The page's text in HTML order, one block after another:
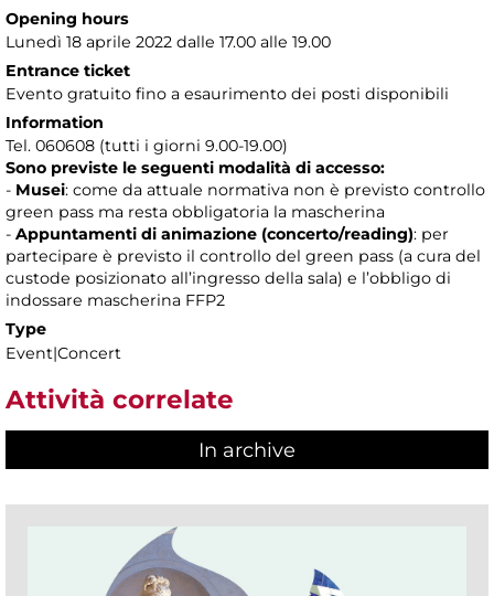
Opening hours
Lunedì 18 aprile 2022 dalle 17.00 alle 19.00
Entrance ticket
Evento gratuito fino a esaurimento dei posti disponibili
Information
Tel. 060608 (tutti i giorni 9.00-19.00)
Sono previste le seguenti modalità di accesso:
- Musei: come da attuale normativa non è previsto controllo
green pass ma resta obbligatoria la mascherina
- Appuntamenti di animazione (concerto/reading): per
partecipare è previsto il controllo del green pass (a cura del
custode posizionato all’ingresso della sala) e l’obbligo di
indossare mascherina FFP2
Type
Event|Concert
Attività correlate
In archive